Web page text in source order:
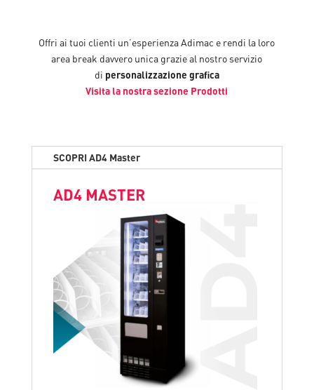
Offri ai tuoi clienti un’esperienza Adimac e rendi la loro
area break davvero unica grazie al nostro servizio
di personalizzazione grafica
Visita la nostra sezione Prodotti
SCOPRI AD4 Master
AD4 MASTER